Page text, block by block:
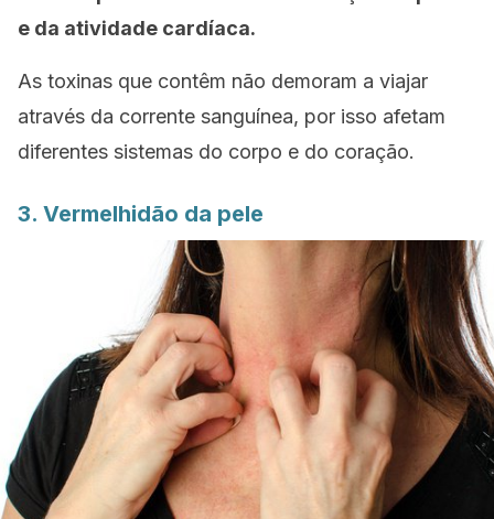
e da atividade cardíaca.
As toxinas que contêm não demoram a viajar
através da corrente sanguínea, por isso afetam
diferentes sistemas do corpo e do coração.
3. Vermelhidão da pele